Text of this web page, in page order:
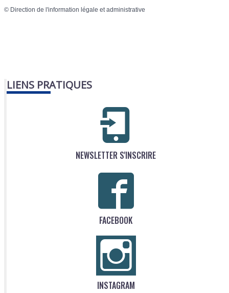
© Direction de l'information légale et administrative
LIENS PRATIQUES
NEWSLETTER S'INSCRIRE
FACEBOOK
INSTAGRAM